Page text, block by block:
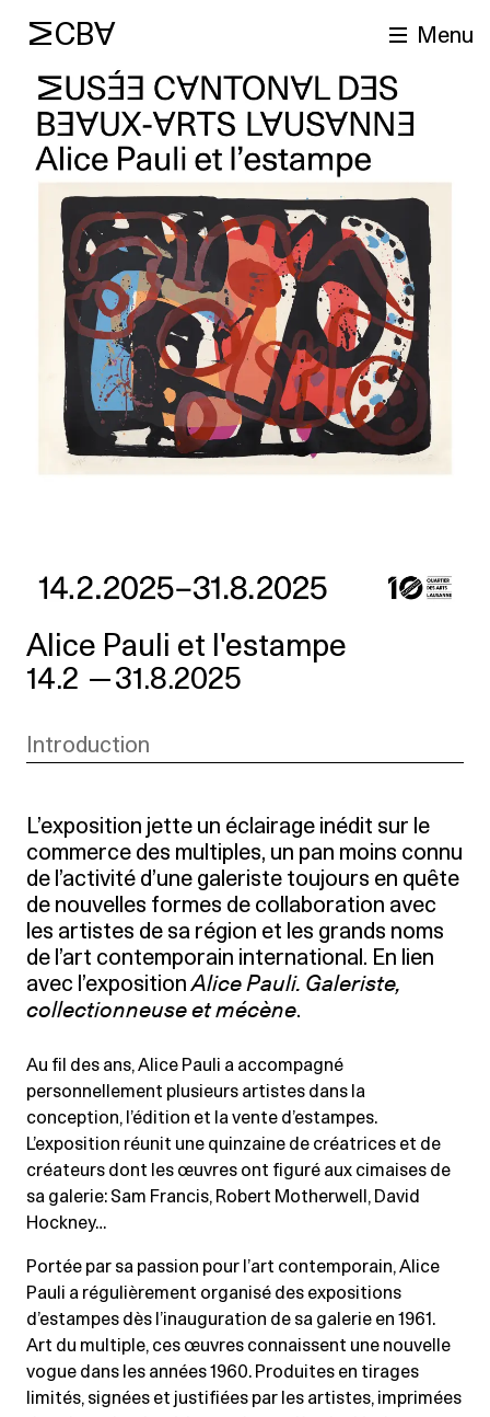
MCBA Menu
Alice Pauli et l'estampe
14.2 —31.8.2025
Introduction
L’exposition jette un éclairage inédit sur le
commerce des multiples, un pan moins connu
de l’activité d’une galeriste toujours en quête
de nouvelles formes de collaboration avec
les artistes de sa région et les grands noms
de l’art contemporain international. En lien
avec l’expositionAlice Pauli. Galeriste,
collectionneuse et mécène.
Au fil des ans, Alice Pauli a accompagné
personnellement plusieurs artistes dans la
conception, l’édition et la vente d’estampes.
L’exposition réunit une quinzaine de créatrices et de
créateurs dont les œuvres ont figuré aux cimaises de
sa galerie: Sam Francis, Robert Motherwell, David
Hockney…
Portée par sa passion pour l’art contemporain, Alice
Pauli a régulièrement organisé des expositions
d’estampes dès l’inauguration de sa galerie en 1961.
Art du multiple, ces œuvres connaissent une nouvelle
vogue dans les années 1960. Produites en tirages
limités, signées et justifiées par les artistes, imprimées